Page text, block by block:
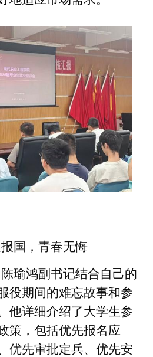
国，青春无悔
瑜鸿副书记结合自己的
役期间的难忘故事和参
他详细介绍了大学生参
策，包括优先报名应
优先审批定兵、优先安